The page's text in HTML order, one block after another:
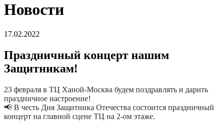
Новости
17.02.2022
Праздничный концерт нашим
Защитникам!
23 февраля в ТЦ Ханой-Москва будем поздравлять и дарить
праздничное настроение!
📢 В честь Дня Защитника Отечества состоится праздничный
концерт на главной сцене ТЦ на 2-ом этаже.